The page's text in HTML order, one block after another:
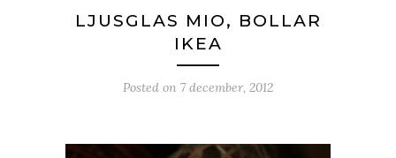
LJUSGLAS MIO, BOLLAR
IKEA
Posted on 7 december, 2012